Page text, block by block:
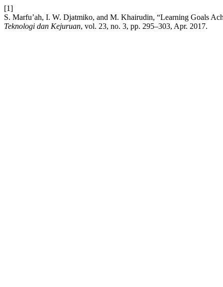
[1]
S. Marfu’ah, I. W. Djatmiko, and M. Khairudin, “Learning Goals
Teknologi dan Kejuruan, vol. 23, no. 3, pp. 295–303, Apr. 2017.